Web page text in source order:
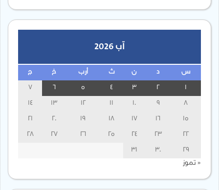
آب 2026
س ن ث أرب خ ج
3
13
14
15
16
17
18
19
20
21
22
23
24
25
26
27
28
29
30
31
« تموز